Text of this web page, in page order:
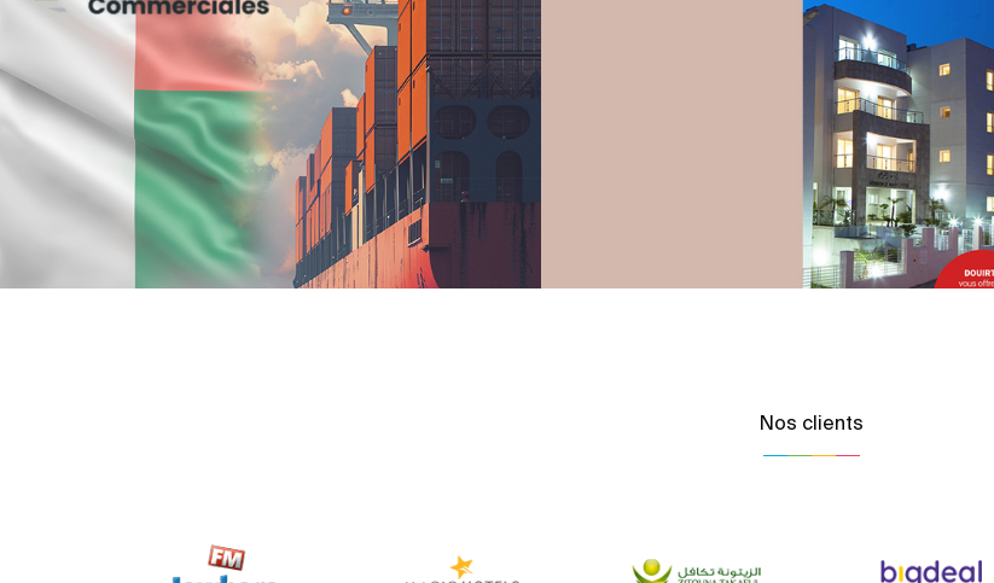
Immobilier
UX/UI design
Marketing Digital & Com 360°
Plateformes digitales
Stratégie Social Media
Web, Intranet et Extranet
Achat media
Nos clients